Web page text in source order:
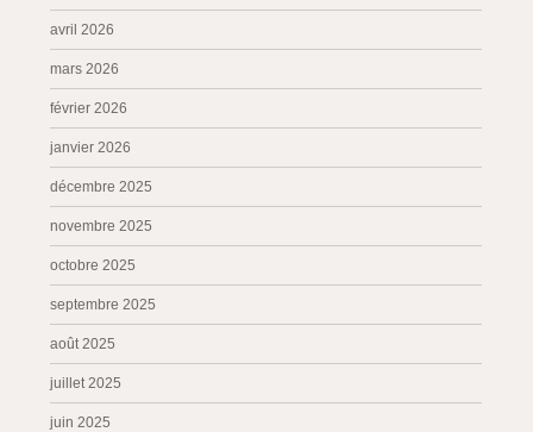
avril 2026
mars 2026
février 2026
janvier 2026
décembre 2025
novembre 2025
octobre 2025
septembre 2025
août 2025
juillet 2025
juin 2025